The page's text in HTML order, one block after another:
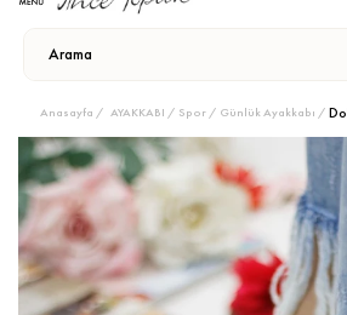
Anasayfa AYAKKABI Spor / Günlük Ayakkabı